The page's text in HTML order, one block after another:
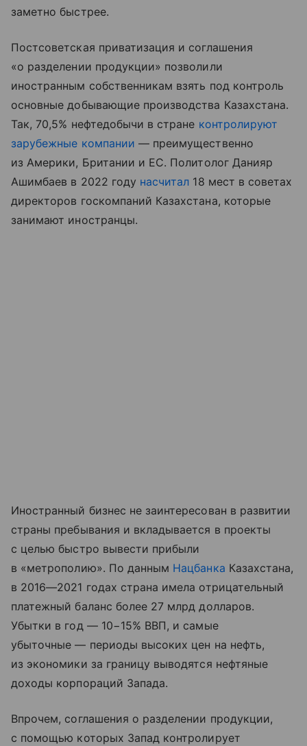
заметно быстрее.
Постсоветская приватизация и соглашения
«о разделении продукции» позволили
иностранным собственникам взять под контроль
основные добывающие производства Казахстана.
Так, 70,5% нефтедобычи в стране контролируют
зарубежные компании — преимущественно
из Америки, Британии и ЕС. Политолог Данияр
Ашимбаев в 2022 году насчитал 18 мест в советах
директоров госкомпаний Казахстана, которые
занимают иностранцы.
Иностранный бизнес не заинтересован в развитии
страны пребывания и вкладывается в проекты
с целью быстро вывести прибыли
в «метрополию». По данным Нацбанка Казахстана,
в 2016—2021 годах страна имела отрицательный
платежный баланс более 27 млрд долларов.
Убытки в год — 10−15% ВВП, и самые
убыточные — периоды высоких цен на нефть,
из экономики за границу выводятся нефтяные
доходы корпораций Запада.
Впрочем, соглашения о разделении продукции,
с помощью которых Запад контролирует